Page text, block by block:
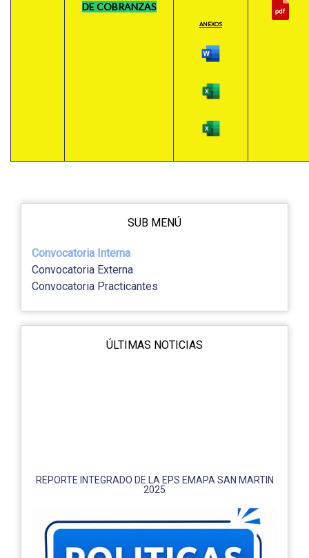
DE COBRANZAS
ANEXOS
SUB MENÚ
Convocatoria Interna
Convocatoria Externa
Convocatoria Practicantes
ÚLTIMAS NOTICIAS
REPORTE INTEGRADO DE LA EPS EMAPA SAN MARTIN
2025